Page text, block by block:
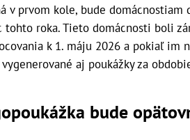
v prvom kole, bude
tohto roka. Tieto domácnosti boli
k 1. máju 2026 a pokiaľ im
aj poukážky za
bude